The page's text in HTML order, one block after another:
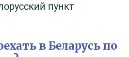
пункт
в Беларусь по